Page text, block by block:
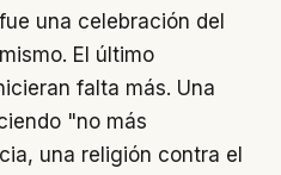
una celebración del
El último
falta más. Una
"no más
una religión contra el